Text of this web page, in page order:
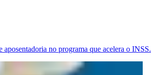
no programa que acelera o INSS.